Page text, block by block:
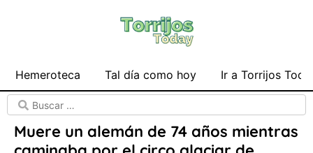
Hemeroteca Tal día como hoy Ir a Torrijos
Muere un alemán de 74 años mientras